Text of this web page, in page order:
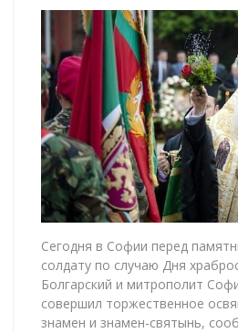
Сегодня в Софии перед
солдату по случаю Дня
Болгарский и митрополит
совершил торжественное
знамен и знамен-святынь,